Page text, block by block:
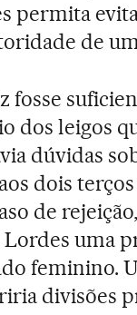
permita
de
fosse
dos leigos
dúvidas
dois
de
uma
feminino.
divisões